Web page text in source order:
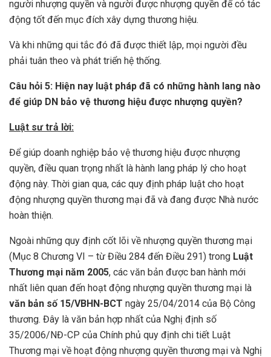
người nhượng quyền và người được nhượng quyền để có tác
động tốt đến mục đích xây dựng thương hiệu.
Và khi những qui tắc đó đã được thiết lập, mọi người đều
phải tuân theo và phát triển hệ thống.
Câu hỏi 5: Hiện nay luật pháp đã có những hành lang nào
để giúp DN bảo vệ thương hiệu được nhượng quyền?
Luật sư trả lời:
Để giúp doanh nghiệp bảo vệ thương hiệu được nhượng
quyền, điều quan trọng nhất là hành lang pháp lý cho hoạt
động này. Thời gian qua, các quy định pháp luật cho hoạt
động nhượng quyền thương mại đã và đang được Nhà nước
hoàn thiện.
Ngoài những quy định cốt lõi về nhượng quyền thương mại
(Mục 8 Chương VI – từ Điều 284 đến Điều 291) trong Luật
Thương mại năm 2005, các văn bản được ban hành mới
nhất liên quan đến hoạt động nhượng quyền thương mại là
văn bản số 15/VBHN-BCT ngày 25/04/2014 của Bộ Công
thương. Đây là văn bản hợp nhất của Nghị định số
35/2006/NĐ-CP của Chính phủ quy định chi tiết Luật
Thương mại về hoạt động nhượng quyền thương mại và Nghị